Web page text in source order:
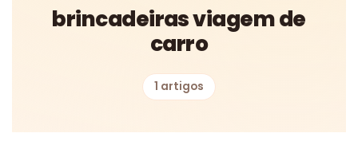
brincadeiras viagem de
carro
1 artigos